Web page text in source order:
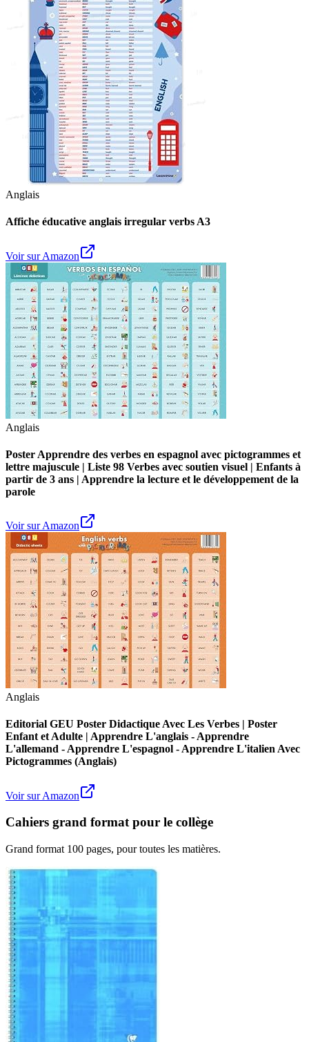
Anglais
Affiche éducative anglais irregular verbs A3
Voir sur Amazon
Anglais
Poster Apprendre des verbes en espagnol avec pictogrammes et
lettre majuscule | Liste 98 Verbes avec soutien visuel | Enfants à
partir de 3 ans | Apprendre la lecture et le développement de la
parole
Voir sur Amazon
Anglais
Editorial GEU Poster Didactique Avec Les Verbes | Poster
Enfant et Adulte | Apprendre L'anglais - Apprendre
L'allemand - Apprendre L'espagnol - Apprendre L'italien Avec
Pictogrammes (Anglais)
Voir sur Amazon
Cahiers grand format pour le collège
Grand format 100 pages, pour toutes les matières.